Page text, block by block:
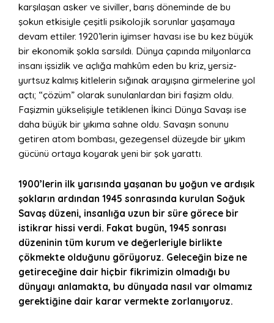
karşılaşan asker ve siviller, barış döneminde de bu
şokun etkisiyle çeşitli psikolojik sorunlar yaşamaya
devam ettiler. 1920’lerin iyimser havası ise bu kez büyük
bir ekonomik şokla sarsıldı. Dünya çapında milyonlarca
insanı işsizlik ve açlığa mahkûm eden bu kriz, yersiz-
yurtsuz kalmış kitlelerin sığınak arayışına girmelerine yol
açtı; “çözüm” olarak sunulanlardan biri faşizm oldu.
Faşizmin yükselişiyle tetiklenen İkinci Dünya Savaşı ise
daha büyük bir yıkıma sahne oldu. Savaşın sonunu
getiren atom bombası, gezegensel düzeyde bir yıkım
gücünü ortaya koyarak yeni bir şok yarattı.
1900’lerin ilk yarısında yaşanan bu yoğun ve ardışık
şokların ardından 1945 sonrasında kurulan Soğuk
Savaş düzeni, insanlığa uzun bir süre görece bir
istikrar hissi verdi. Fakat bugün, 1945 sonrası
düzeninin tüm kurum ve değerleriyle birlikte
çökmekte olduğunu görüyoruz. Geleceğin bize ne
getireceğine dair hiçbir fikrimizin olmadığı bu
dünyayı anlamakta, bu dünyada nasıl var olmamız
gerektiğine dair karar vermekte zorlanıyoruz.